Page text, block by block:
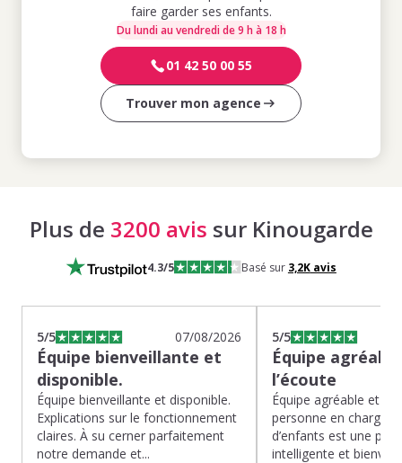
faire garder ses enfants.
Du lundi au vendredi de 9 h à 18 h
01 42 50 00 55
Trouver mon agence
Plus de 3200 avis sur Kinougarde
4.3/5 Basé sur 3,2Kavis
5/5 07/08/2026
Équipe bienveillante et
disponible.
Équipe bienveillante et disponible.
Explications sur le fonctionnement
claires. À su cerner parfaitement
notre demande et...
5/5
Équipe
l’écoute
Équipe agréable et à
personne en charge
d’enfants est une
intelligente et